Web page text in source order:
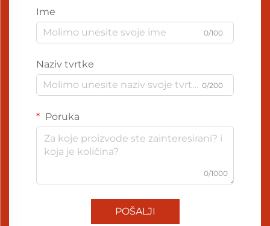
Ime
0/100
Naziv tvrtke
0/200
Poruka
0/1000
POŠALJI